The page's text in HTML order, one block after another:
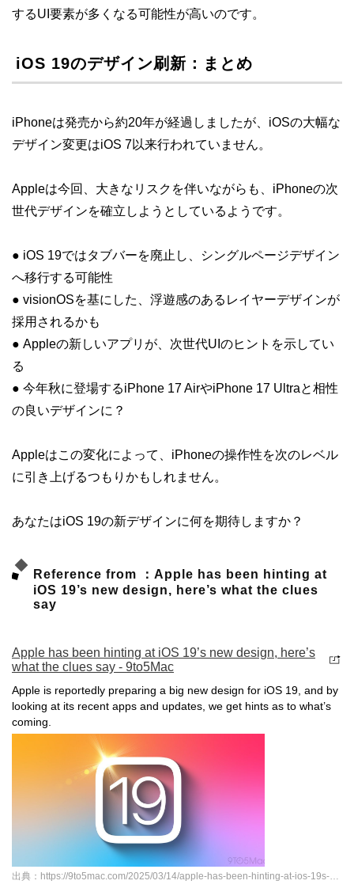
するUI要素が多くなる可能性が高いのです。
iOS 19のデザイン刷新：まとめ
iPhoneは発売から約20年が経過しましたが、iOSの大幅な
デザイン変更はiOS 7以来行われていません。
Appleは今回、大きなリスクを伴いながらも、iPhoneの次
世代デザインを確立しようとしているようです。
● iOS 19ではタブバーを廃止し、シングルページデザイン
へ移行する可能性
● visionOSを基にした、浮遊感のあるレイヤーデザインが
採用されるかも
● Appleの新しいアプリが、次世代UIのヒントを示してい
る
● 今年秋に登場するiPhone 17 AirやiPhone 17 Ultraと相性
の良いデザインに？
Appleはこの変化によって、iPhoneの操作性を次のレベル
に引き上げるつもりかもしれません。
あなたはiOS 19の新デザインに何を期待しますか？
Reference from ：Apple has been hinting at
iOS 19’s new design, here’s what the clues
say
Apple has been hinting at iOS 19’s new design, here’s
what the clues say - 9to5Mac
Apple is reportedly preparing a big new design for iOS 19, and by
looking at its recent apps and updates, we get hints as to what’s
coming.